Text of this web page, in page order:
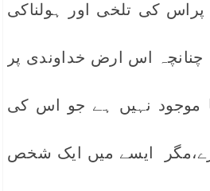
پراس کی تلخی اور ہولناکی
چنانچہ اس ارض خداوندی پر
موجود نہیں ہے جو اس کی
ایسے میں ایک شخص